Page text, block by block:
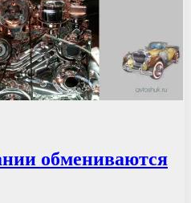
обмениваются